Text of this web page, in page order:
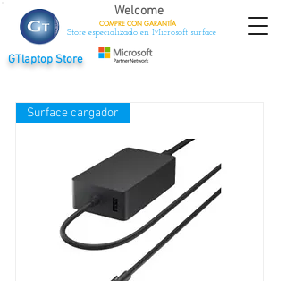
GTlaptop Store
Welcome
COMPRE CON GARANTÍA
Store especializado en Microsoft surface
Surface cargador